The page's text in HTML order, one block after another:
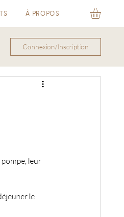
À PROPOS
Connexion/Inscription
leur
le